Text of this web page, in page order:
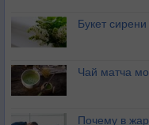
Букет
Чай матча
Почему в